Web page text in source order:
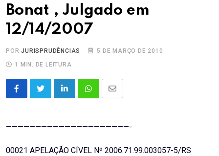
Bonat , Julgado em
12/14/2007
PORJURISPRUDÊNCIAS
5 DE MARÇO DE 2010
1 MIN. DE LEITURA
LinkedInWhatsappShare
—————————————————————-
00021 APELAÇÃO CÍVEL Nº 2006.71.99.003057-5/RS